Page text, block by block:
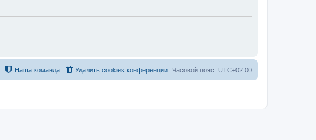
Часовой пояс: UTC+02:00
Удалить cookies конференции
Наша команда